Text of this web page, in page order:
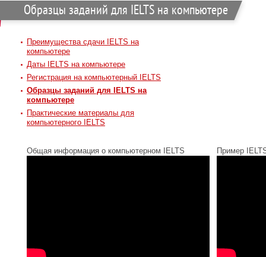
Образцы заданий для IELTS на компьютере
Преимущества сдачи IELTS на
компьютере
Даты IELTS на компьютере
Регистрация на компьютерный IELTS
Образцы заданий для IELTS на
компьютере
Практические материалы для
компьютерного IELTS
Общая информация о компьютерном IELTS Пример